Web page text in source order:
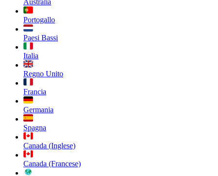
Australia
Portogallo
Paesi Bassi
Italia
Regno Unito
Francia
Germania
Spagna
Canada (Inglese)
Canada (Francese)